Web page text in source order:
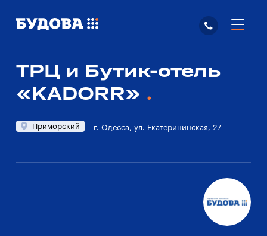
ТРЦ и Бутик-отель
«KADORR»
Приморский г. Одесса, ул. Екатерининская, 27